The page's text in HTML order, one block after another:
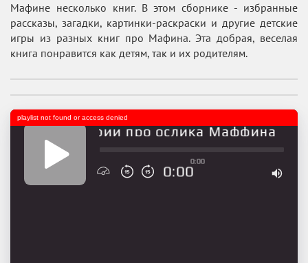
Мафине несколько книг. В этом сборнике - избранные
рассказы, загадки, картинки-раскраски и другие детские
игры из разных книг про Мафина. Эта добрая, веселая
книга понравится как детям, так и их родителям.
Истории про ослика Маффина
0:00
0:00
playlist not found or access denied